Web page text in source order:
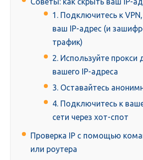
1. Подключитесь к
ваш IP-адрес (и
трафик)
2. Используйте прокси
вашего IP-адреса
3. Оставайтесь
4. Подключитесь к
сети через хот-спот
Проверка IP с помощью
или роутера